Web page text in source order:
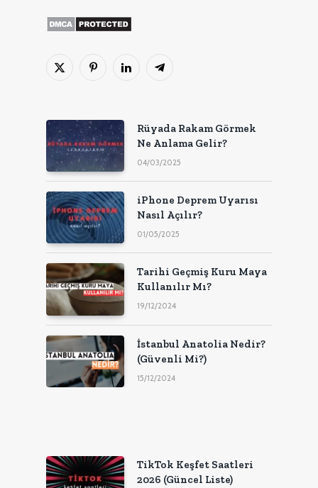
X
Pinterest'inLinkedInTelgraf
Rüyada Rakam Görmek
Ne Anlama Gelir?
04/03/2025
iPhone Deprem Uyarısı
Nasıl Açılır?
01/05/2025
Tarihi Geçmiş Kuru Maya
Kullanılır Mı?
19/12/2024
İstanbul Anatolia Nedir?
(Güvenli Mi?)
15/12/2024
TikTok Keşfet Saatleri
2026 (Güncel Liste)